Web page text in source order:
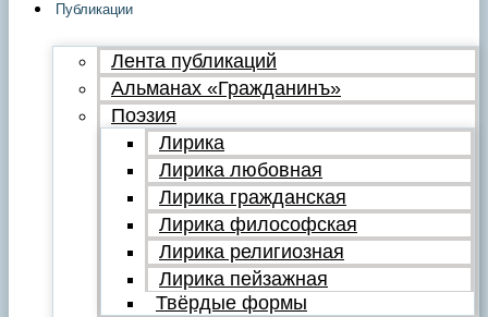
Публикации
Лента публикаций
Альманах «Гражданинъ»
Поэзия
Лирика
Лирика любовная
Лирика гражданская
Лирика философская
Лирика религиозная
Лирика пейзажная
Твёрдые формы